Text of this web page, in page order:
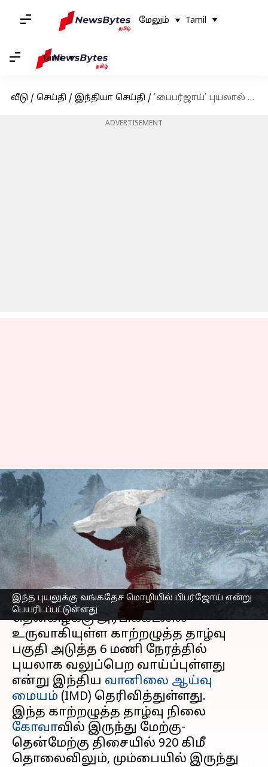
மேலும் Tamil
Tamil
வீடு / செய்தி / இந்தியா செய்தி / 'பைபர்ஜாய்' புயலால் கேரள பருவமழை பாதிக்கப்படலாம்: வானிலை ஆய்வு மையம்
ADVERTISEMENT
இந்த புயலுக்கு வங்கதேச மொழியில் பிபர்ஜோய் என்று
பெயரிடப்பட்டுள்ளது
'பைபர்ஜாய்' புயலால்
கேரள பருவமழை
பாதிக்கப்படலாம்:
வானிலை ஆய்வு மையம்
எழுதியவர் Jun 06, 2023 06:57 pm
செய்தி முன்னோட்டம்
தென்கிழக்கு அரபிக்கடலில்
உருவாகியுள்ள காற்றழுத்த தாழ்வு
பகுதி அடுத்த 6 மணி நேரத்தில்
புயலாக வலுப்பெற வாய்ப்புள்ளது
என்று இந்திய வானிலை ஆய்வு
மையம் (IMD) தெரிவித்துள்ளது.
இந்த காற்றழுத்த தாழ்வு நிலை
கோவாவில் இருந்து மேற்கு-
தென்மேற்கு திசையில் 920 கிமீ
தொலைவிலும், மும்பையில் இருந்து